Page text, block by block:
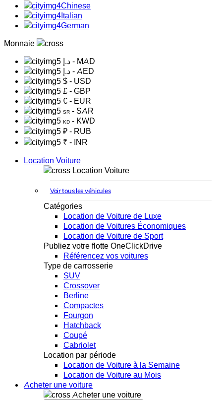
Chinese
Italian
German
Monnaie
د.إ - MAD
د.إ - AED
$ - USD
£ - GBP
€ - EUR
SR - SAR
KD - KWD
₽ - RUB
₹ - INR
Location Voiture
Location Voiture
Voir tous les véhicules
Catégories
Location de Voiture de Luxe
Location de Voitures Économiques
Location de Voiture de Sport
Publiez votre flotte OneClickDrive
Référencez vos voitures
Type de carrosserie
SUV
Crossover
Berline
Compactes
Fourgon
Hatchback
Coupé
Cabriolet
Location par période
Location de Voiture à la Semaine
Location de Voiture au Mois
Acheter une voiture
Acheter une voiture